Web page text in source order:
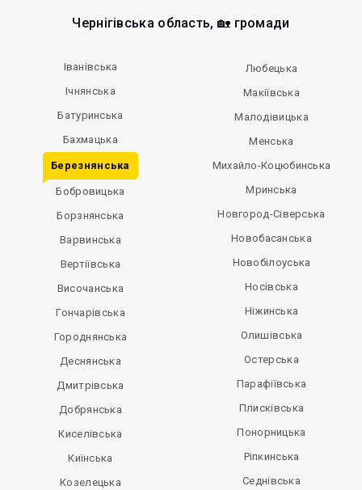
Чернігівська область, 🏡 громади
Іванівська
Ічнянська
Батуринська
Бахмацька
Березнянська
Бобровицька
Борзнянська
Варвинська
Вертіївська
Височанська
Гончарівська
Городнянська
Деснянська
Дмитрівська
Добрянська
Киселівська
Киїнська
Козелецька
Любецька
Макіївська
Малодівицька
Менська
Михайло-Коцюбинська
Мринська
Новгород-Сіверська
Новобасанська
Новобілоуська
Носівська
Ніжинська
Олишівська
Остерська
Парафіївська
Плисківська
Понорницька
Ріпкинська
Седнівська